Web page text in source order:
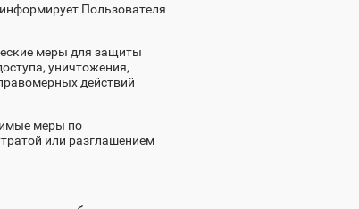
Пользователя
меры для защиты
уничтожения,
действий
меры по
или разглашением